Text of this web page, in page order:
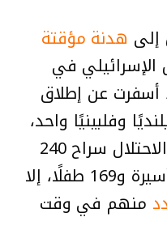
إلى هدنة مؤقتة
الإسرائيلي في
تشرين الثاني 2023، أسفرت عن إطلاق
إسرائيليًا و23 تايلنديًا وفلبينيًا واحد،
في المقابل أطلقت دولة الاحتلال سراح 240
أسيرًا فلسطينيًا، هم 71 أسيرة و169 طفلًا، إلا
منهم في وقت